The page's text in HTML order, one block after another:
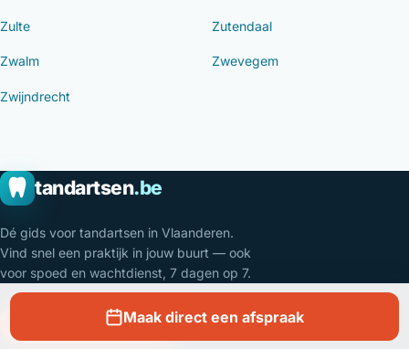
Zulte Zutendaal
Zwalm Zwevegem
Zwijndrecht
tandartsen.be
Dé gids voor tandartsen in Vlaanderen.
Vind snel een praktijk in jouw buurt — ook
voor spoed en wachtdienst, 7 dagen op 7.
Tandarts van wachtMaak direct een afspraak